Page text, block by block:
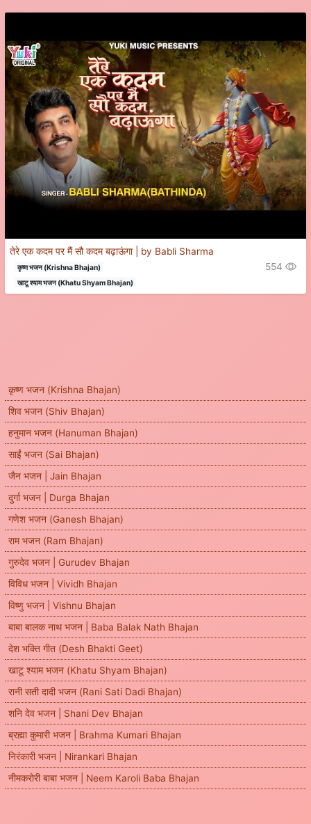
कृष्ण भजन (Krishna Bhajan)
शिव भजन (Shiv Bhajan)
हनुमान भजन (Hanuman Bhajan)
साईं भजन (Sai Bhajan)
जैन भजन | Jain Bhajan
दुर्गा भजन | Durga Bhajan
गणेश भजन (Ganesh Bhajan)
राम भजन (Ram Bhajan)
गुरुदेव भजन | Gurudev Bhajan
विविध भजन | Vividh Bhajan
विष्णु भजन | Vishnu Bhajan
बाबा बालक नाथ भजन | Baba Balak Nath Bhajan
देश भक्ति गीत (Desh Bhakti Geet)
खाटू श्याम भजन (Khatu Shyam Bhajan)
रानी सती दादी भजन (Rani Sati Dadi Bhajan)
शनि देव भजन | Shani Dev Bhajan
ब्रह्मा कुमारी भजन | Brahma Kumari Bhajan
निरंकारी भजन | Nirankari Bhajan
नीमकरोरी बाबा भजन | Neem Karoli Baba Bhajan
तेरे एक कदम पर मैं सौ कदम बढ़ाऊंगा | by Babli Sharma
कृष्ण भजन (Krishna Bhajan)
खाटू श्याम भजन (Khatu Shyam Bhajan)
554